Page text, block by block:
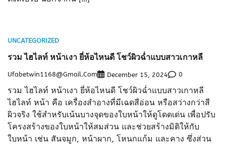
UNCATEGORIZED
รวม ไฮไลท์ หน้าเงา ยี่ห้อไหนดี โชว์ผิวฉ่ำแบบสาวเกาหลี
Ufabetwin1168@gmail.com December 15, 2024 0
รวม ไฮไลท์ หน้าเงา ยี่ห้อไหนดี โชว์ผิวฉ่ำแบบสาวเกาหลี
ไฮไลท์ หน้า คือ เครื่องสำอางที่มีเฉดสีอ่อน หรือสว่างกว่าสี
ผิวจริง ใช้สำหรับเน้นบางจุดของใบหน้าให้ดูโดดเด่น เพื่อปรับ
โครงสร้างของใบหน้าให้สมส่วน และช่วยสร้างมิติให้กับ
ใบหน้า เช่น สันจมูก, หน้าผาก, โหนกแก้ม และคาง ซึ่งส่วน